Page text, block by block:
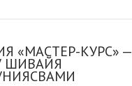
«МАСТЕР-КУРС» —
ШИВАЙЯ